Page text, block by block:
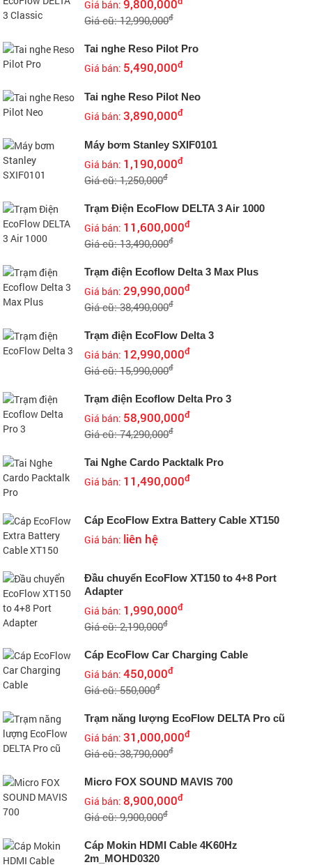
Giá bán:9,800,000
Giá cũ: 12,990,000đ
Tai nghe Reso Pilot Pro
Giá bán: 5,490,000đ
Tai nghe Reso Pilot Neo
Giá bán:3,890,000đ
Máy bơm Stanley SXIF0101
Giá bán: 1,190,000đ
Giá cũ: 1,250,000đ
Trạm Điện EcoFlow DELTA 3 Air 1000
Giá bán: 11,600,000đ
Giá cũ: 13,490,000đ
Trạm điện Ecoflow Delta 3 Max Plus
Giá bán:29,990,000đ
Giá cũ: 38,490,000đ
Trạm điện EcoFlow Delta 3
Giá bán: 12,990,000đ
Giá cũ: 15,990,000đ
Trạm điện Ecoflow Delta Pro 3
Giá bán: 58,900,000đ
Giá cũ: 74,290,000đ
Tai Nghe Cardo Packtalk Pro
Giá bán: 11,490,000đ
Cáp EcoFlow Extra Battery Cable XT150
Giá bán: liên hệ
Đầu chuyển EcoFlow XT150 to 4+8 Port
Adapter
Giá bán: 1,990,000đ
Giá cũ: 2,190,000đ
Cáp EcoFlow Car Charging Cable
Giá bán:450,000đ
Giá cũ: 550,000đ
Trạm năng lượng EcoFlow DELTA Pro cũ
Giá bán:31,000,000đ
Giá cũ: 38,790,000đ
Micro FOX SOUND MAVIS 700
Giá bán:8,900,000đ
Giá cũ: 9,900,000đ
Cáp Mokin HDMI Cable 4K60Hz
2m_MOHD0320